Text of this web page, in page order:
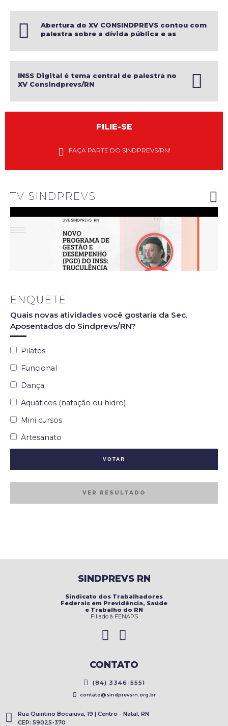
Abertura do XV CONSINDPREVS contou com
palestra sobre a dívida pública e as
INSS Digital é tema central de palestra no
XV Consindprevs/RN
FILIE-SE
FAÇA PARTE DO SINDPREVS/RN!
TV SINDPREVS
explanam
do INSS
ENQUETE
Quais novas atividades você gostaria da Sec.
Aposentados do Sindprevs/RN?
Pilates
Funcional
Dança
Aquáticos (natação ou hidro)
Mini cursos
Artesanato
VER RESULTADO
SINDPREVS RN
Sindicato dos Trabalhadores
Federais em Previdência, Saúde
e Trabalho do RN
Filiado à FENAPS
CONTATO
(84) 3346-5551
contato@sindprevsrn.org.br
Rua Quintino Bocaiuva, 19 | Centro - Natal, RN
CEP: 59025-370